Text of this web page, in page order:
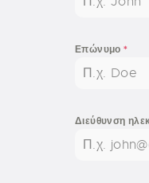
Επώνυμο*
Διεύθυνση